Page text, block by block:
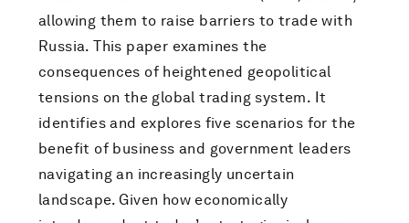
allowing them to raise barriers to trade with
Russia. This paper examines the
consequences of heightened geopolitical
tensions on the global trading system. It
identifies and explores five scenarios for the
benefit of business and government leaders
navigating an increasingly uncertain
landscape. Given how economically